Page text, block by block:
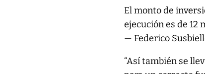
El monto de
ejecución es de 12
— Federico
“Así también se